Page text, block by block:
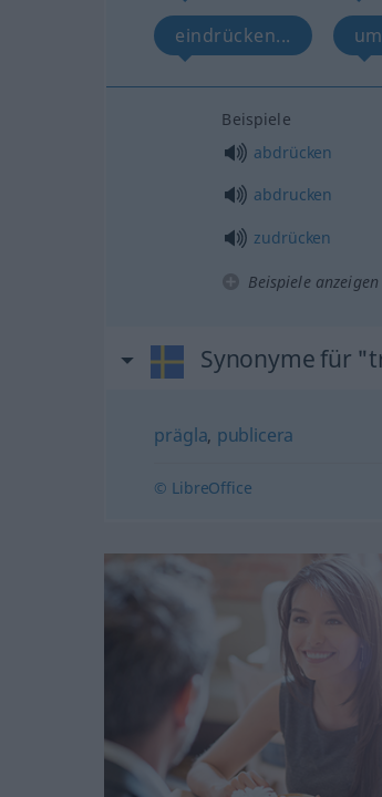
eindrücken...
Beispiele
abdrücken
abdrucken
zudrücken
Beispiele anzeigen
Synonyme für
prägla, publicera
© LibreOffice